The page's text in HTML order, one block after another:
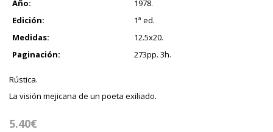
Año:
1978.
Edición:
1ª ed.
Medidas:
12.5x20.
Paginación:
273pp. 3h.
Rústica.
La visión mejicana de un poeta exiliado.
5.40€